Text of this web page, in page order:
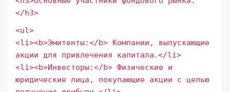
</h3>
<ul>
<li><b>Эмитенты:</b> Компании, выпускающие
акции для привлечения капитала․</li>
<li><b>Инвесторы:</b> Физические и
юридические лица, покупающие акции с целью